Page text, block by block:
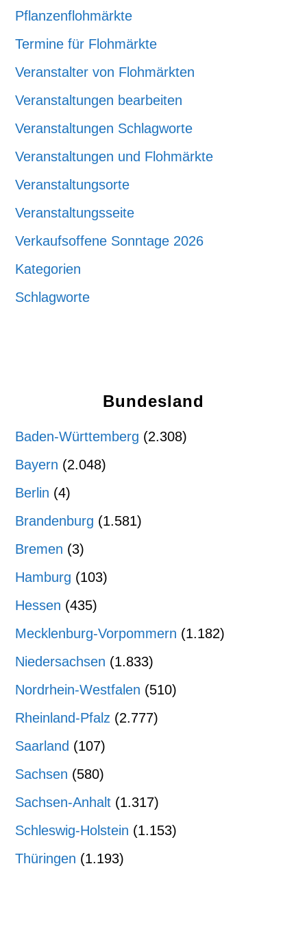
Pflanzenflohmärkte
Termine für Flohmärkte
Veranstalter von Flohmärkten
Veranstaltungen bearbeiten
Veranstaltungen Schlagworte
Veranstaltungen und Flohmärkte
Veranstaltungsorte
Veranstaltungsseite
Verkaufsoffene Sonntage 2026
Kategorien
Schlagworte
Bundesland
Baden-Württemberg (2.308)
Bayern (2.048)
Berlin (4)
Brandenburg (1.581)
Bremen (3)
Hamburg (103)
Hessen (435)
Mecklenburg-Vorpommern (1.182)
Niedersachsen (1.833)
Nordrhein-Westfalen (510)
Rheinland-Pfalz (2.777)
Saarland (107)
Sachsen (580)
Sachsen-Anhalt (1.317)
Schleswig-Holstein (1.153)
Thüringen (1.193)